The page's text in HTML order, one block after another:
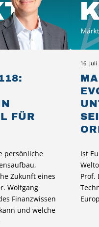
FÜR
persönliche
Zukunft eines
Wolfgang
Finanzwissen
und welche
Ist
Prof.
16. Juli